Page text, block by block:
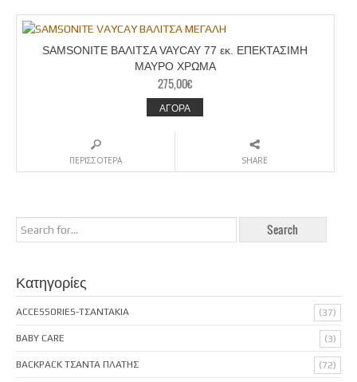
SAMSONITE ΒΑΛΙΤΣΑ VAYCAY 77 εκ. ΕΠΕΚΤΑΣΙΜΗ
ΜΑΥΡΟ ΧΡΩΜΑ
275,00€
ΑΓΟΡΑ
ΠΕΡΙΣΣΟΤΕΡΑ SHARE
Κατηγορίες
ACCESSORIES-ΤΣΑΝΤΑΚΙΑ (37)
BABY CARE (3)
BACKPACK ΤΣΑΝΤΑ ΠΛΑΤΗΣ (72)